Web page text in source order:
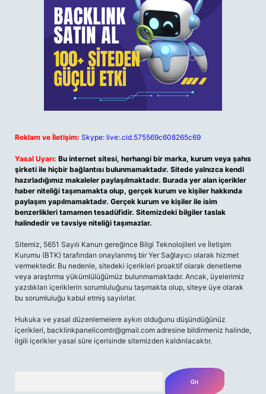
Reklam ve İletişim: Skype: live:.cid.575569c608265c69
Yasal Uyarı: Bu internet sitesi, herhangi bir marka, kurum veya şahıs
şirketi ile hiçbir bağlantısı bulunmamaktadır. Sitede yalnızca kendi
hazırladığımız makaleler paylaşılmaktadır. Burada yer alan içerikler
haber niteliği taşımamakta olup, gerçek kurum ve kişiler hakkında
paylaşım yapılmamaktadır. Gerçek kurum ve kişiler ile isim
benzerlikleri tamamen tesadüfidir. Sitemizdeki bilgiler taslak
halindedir ve tavsiye niteliği taşımazlar.
Sitemiz, 5651 Sayılı Kanun gereğince Bilgi Teknolojileri ve İletişim
Kurumu (BTK) tarafından onaylanmış bir Yer Sağlayıcı olarak hizmet
vermektedir. Bu nedenle, sitedeki içerikleri proaktif olarak denetleme
veya araştırma yükümlülüğümüz bulunmamaktadır. Ancak, üyelerimiz
yazdıkları içeriklerin sorumluluğunu taşımakta olup, siteye üye olarak
bu sorumluluğu kabul etmiş sayılırlar.
Hukuka ve yasal düzenlemelere aykırı olduğunu düşündüğünüz
içerikleri, backlinkpanelicomtr@gmail.com adresine bildirmeniz halinde,
ilgili içerikler yasal süre içerisinde sitemizden kaldırılacaktır.